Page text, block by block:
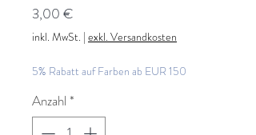
3,00 €
inkl. MwSt. | exkl. Versandkosten
5% Rabatt auf Farben ab EUR 150
Anzahl *